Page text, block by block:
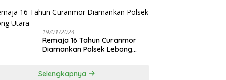
19/01/2024
Remaja 16 Tahun Curanmor
Diamankan Polsek Lebong
Selengkapnya